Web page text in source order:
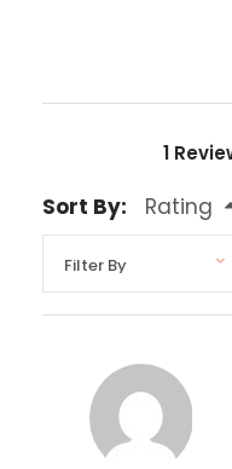
1
Sort By: Rating